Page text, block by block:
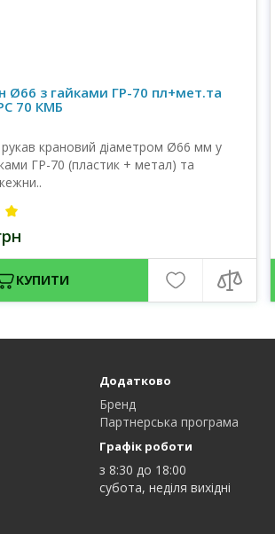
Ø66 з гайками ГР-70 пл+мет.та
70 КМБ
крановий діаметром Ø66 мм у
ГР-70 (пластик + метал) та
КУПИТИ
Додатково
Бренд
Партнерська програма
Графік роботи
з 8:30 до 18:00
субота, неділя вихідні